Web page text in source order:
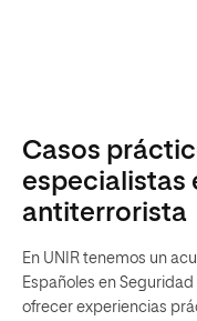
Casos
especialistas
antiterrorista
En UNIR tenemos un
Españoles en
ofrecer experiencias